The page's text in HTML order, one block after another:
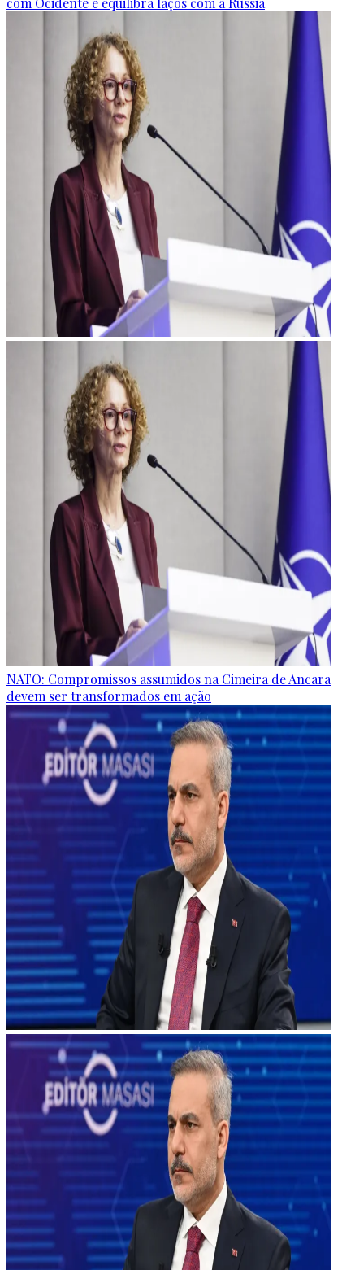
NATO: Compromissos assumidos na Cimeira de Ancara
devem ser transformados em ação